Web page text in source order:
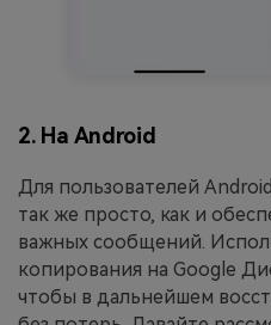
2. На Android
Для пользователей
так же просто, как и
важных сообщений.
копирования на Google
чтобы в дальнейшем